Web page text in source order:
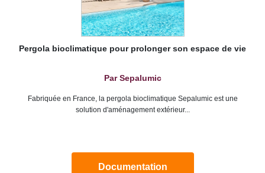
Pergola bioclimatique pour prolonger son espace de vie
Par Sepalumic
Fabriquée en France, la pergola bioclimatique Sepalumic est une
solution d'aménagement extérieur...
Documentation